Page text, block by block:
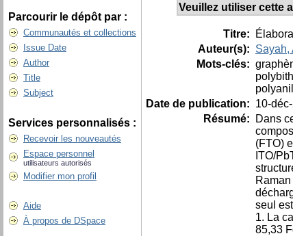
Parcourir le dépôt par :
Communautés et collections
Issue Date
Author
Title
Subject
Services personnalisés :
Recevoir les nouveautés
Espace personnel
utilisateurs autorisés
Modifier mon profil
Aide
À propos de DSpace
Veuillez utiliser cette
Titre:
Auteur(s): Sayah,
Mots-clés:
Date de publication: 10-
Résumé:
Dans
(FTO)
ITO/
seul
1. La
85,33